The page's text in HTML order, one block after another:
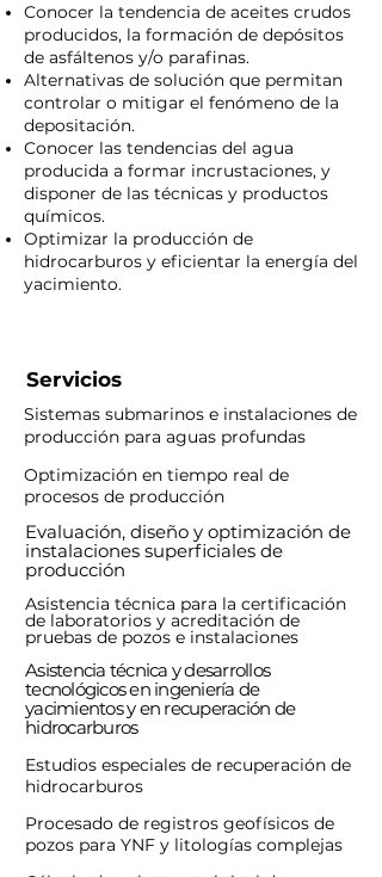
Conocer la tendencia de aceites crudos
producidos, la formación de depósitos
de asfáltenos y/o parafinas.
Alternativas de solución que permitan
controlar o mitigar el fenómeno de la
depositación.
Conocer las tendencias del agua
producida a formar incrustaciones, y
disponer de las técnicas y productos
químicos.
Optimizar la producción de
hidrocarburos y eficientar la energía del
yacimiento.
Servicios
Sistemas submarinos e instalaciones de
producción para aguas profundas
Optimización en tiempo real de
procesos de producción
Evaluación, diseño y optimización de
instalaciones superficiales de
producción
Asistencia técnica para la certificación
de laboratorios y acreditación de
pruebas de pozos e instalaciones
Asistencia técnica y desarrollos
tecnológicos en ingeniería de
yacimientos y en recuperación de
hidrocarburos
Estudios especiales de recuperación de
hidrocarburos
Procesado de registros geofísicos de
pozos para YNF y litologías complejas